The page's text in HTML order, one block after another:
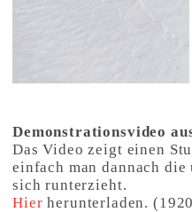
Demonstrationsvideo
Das Video zeigt einen
einfach man dannach
sich runterzieht.
Hier herunterladen.